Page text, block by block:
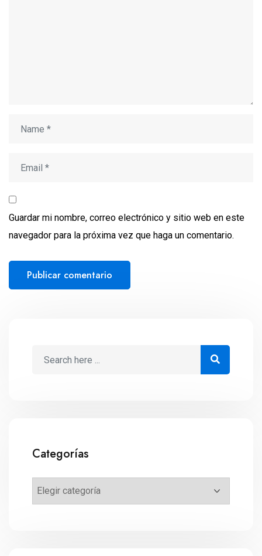
Guardar mi nombre, correo electrónico y sitio web en este
navegador para la próxima vez que haga un comentario.
Categorías